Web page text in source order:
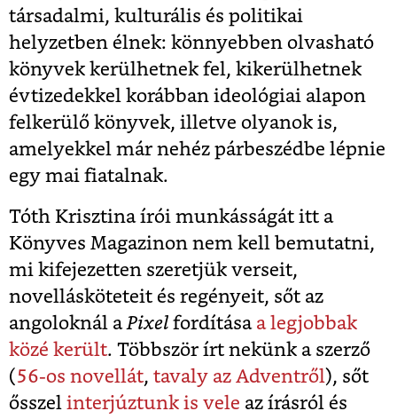
társadalmi, kulturális és politikai
helyzetben élnek: könnyebben olvasható
könyvek kerülhetnek fel, kikerülhetnek
évtizedekkel korábban ideológiai alapon
felkerülő könyvek, illetve olyanok is,
amelyekkel már nehéz párbeszédbe lépnie
egy mai fiatalnak.
Tóth Krisztina írói munkásságát itt a
Könyves Magazinon nem kell bemutatni,
mi kifejezetten szeretjük verseit,
novellásköteteit és regényeit, sőt az
angoloknál aPixel fordítása a legjobbak
közé került. Többször írt nekünk a szerző
(56-os novellát, tavaly az Adventről), sőt
ősszel interjúztunk is vele az írásról és